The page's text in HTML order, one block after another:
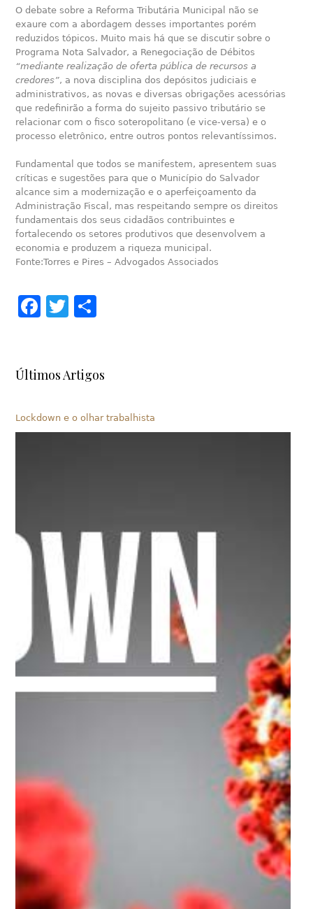
O debate sobre a Reforma Tributária Municipal não se
exaure com a abordagem desses importantes porém
reduzidos tópicos. Muito mais há que se discutir sobre o
Programa Nota Salvador, a Renegociação de Débitos
“mediante realização de oferta pública de recursos a
credores”, a nova disciplina dos depósitos judiciais e
administrativos, as novas e diversas obrigações acessórias
que redefinirão a forma do sujeito passivo tributário se
relacionar com o fisco soteropolitano (e vice-versa) e o
processo eletrônico, entre outros pontos relevantíssimos.
Fundamental que todos se manifestem, apresentem suas
críticas e sugestões para que o Município do Salvador
alcance sim a modernização e o aperfeiçoamento da
Administração Fiscal, mas respeitando sempre os direitos
fundamentais dos seus cidadãos contribuintes e
fortalecendo os setores produtivos que desenvolvem a
economia e produzem a riqueza municipal.
Fonte:Torres e Pires – Advogados Associados
Facebook
Twitter
Últimos Artigos
Lockdown e o olhar trabalhista